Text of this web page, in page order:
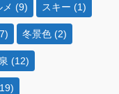
メ (9) スキー (1)
冬景色 (2)
(12)